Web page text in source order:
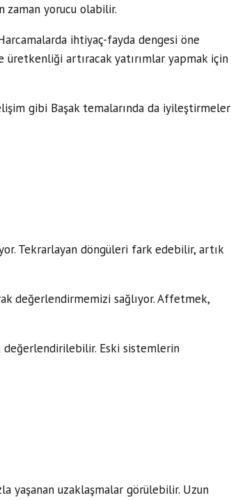
zaman yorucu olabilir.
ihtiyaç-fayda dengesi öne
artıracak yatırımlar yapmak için
gibi Başak temalarında da iyileştirmeler
Tekrarlayan döngüleri fark edebilir, artık
değerlendirmemizi sağlıyor. Affetmek,
değerlendirilebilir. Eski sistemlerin
yaşanan uzaklaşmalar görülebilir. Uzun